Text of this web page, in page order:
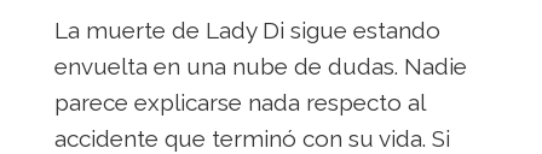
La muerte de Lady Di sigue estando
envuelta en una nube de dudas. Nadie
parece explicarse nada respecto al
accidente que terminó con su vida. Si